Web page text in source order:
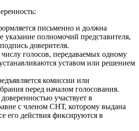
письменно и должна
указание полномочий представителя,
доверителя.
голосов, передаваемых одному
уставом или решением
комиссии или
перед началом голосования.
участвует в
с членом СНТ, которому выдана
его действия фиксируются в